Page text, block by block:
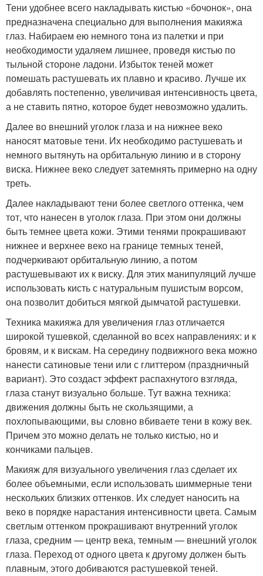
Тени удобнее всего накладывать кистью «бочонок», она
предназначена специально для выполнения макияжа
глаз. Набираем ею немного тона из палетки и при
необходимости удаляем лишнее, проведя кистью по
тыльной стороне ладони. Избыток теней может
помешать растушевать их плавно и красиво. Лучше их
добавлять постепенно, увеличивая интенсивность цвета,
а не ставить пятно, которое будет невозможно удалить.
Далее во внешний уголок глаза и на нижнее веко
наносят матовые тени. Их необходимо растушевать и
немного вытянуть на орбитальную линию и в сторону
виска. Нижнее веко следует затемнять примерно на одну
треть.
Далее накладывают тени более светлого оттенка, чем
тот, что нанесен в уголок глаза. При этом они должны
быть темнее цвета кожи. Этими тенями прокрашивают
нижнее и верхнее веко на границе темных теней,
подчеркивают орбитальную линию, а потом
растушевывают их к виску. Для этих манипуляций лучше
использовать кисть с натуральным пушистым ворсом,
она позволит добиться мягкой дымчатой растушевки.
Техника макияжа для увеличения глаз отличается
широкой тушевкой, сделанной во всех направлениях: и к
бровям, и к вискам. На середину подвижного века можно
нанести сатиновые тени или с глиттером (праздничный
вариант). Это создаст эффект распахнутого взгляда,
глаза станут визуально больше. Тут важна техника:
движения должны быть не скользящими, а
похлопывающими, вы словно вбиваете тени в кожу век.
Причем это можно делать не только кистью, но и
кончиками пальцев.
Макияж для визуального увеличения глаз сделает их
более объемными, если использовать шиммерные тени
нескольких близких оттенков. Их следует наносить на
веко в порядке нарастания интенсивности цвета. Самым
светлым оттенком прокрашивают внутренний уголок
глаза, средним — центр века, темным — внешний уголок
глаза. Переход от одного цвета к другому должен быть
плавным, этого добиваются растушевкой теней.